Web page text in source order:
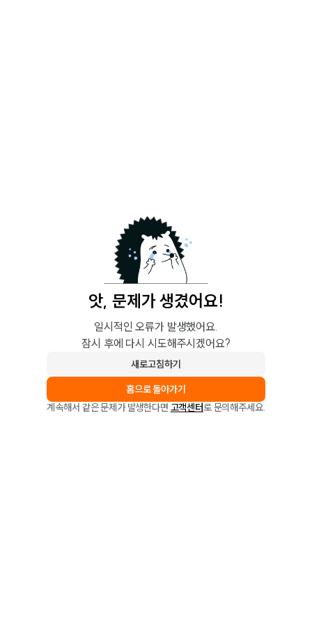
앗, 문제가 생겼어요!
일시적인 오류가 발생했어요.
잠시 후에 다시 시도해주시겠어요?
새로고침하기
홈으로 돌아가기
계속해서 같은 문제가 발생한다면 고객센터로 문의해주세요.